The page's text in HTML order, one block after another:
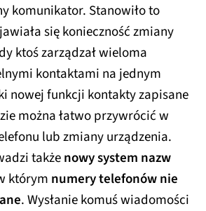
komunikator. Stanowiło to
się konieczność zmiany
ktoś zarządzał wieloma
kontaktami na jednym
nowej funkcji kontakty zapisane
można łatwo przywrócić w
lub zmiany urządzenia.
takżenowy system nazw
którym numery telefonów nie
. Wysłanie komuś wiadomości